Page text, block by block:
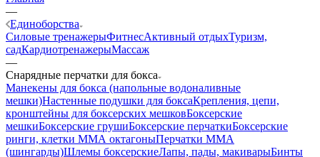
—
Единоборства
Силовые тренажерыФитнесАктивный отдыхТуризм,
садКардиотренажерыМассаж
—
Снарядные перчатки для бокса
Манекены для бокса (напольные водоналивные
мешки)Настенные подушки для боксаКрепления, цепи,
кронштейны для боксерских мешковБоксерские
мешкиБоксерские грушиБоксерские перчаткиБоксерские
ринги, клетки ММА октагоныПерчатки MMA
(шингарды)Шлемы боксерскиеЛапы, пады, макиварыБинты